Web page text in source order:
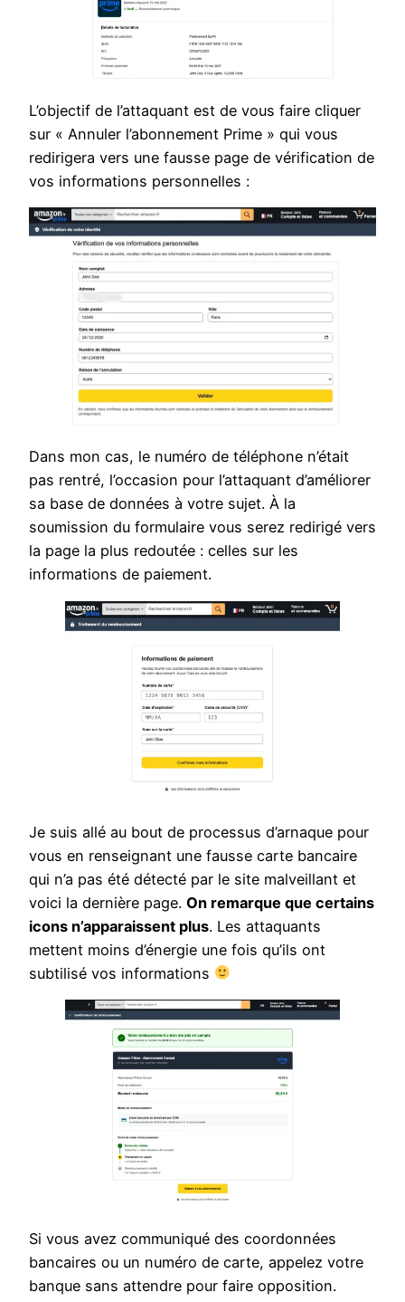
L’objectif de l’attaquant est de vous faire cliquer
sur « Annuler l’abonnement Prime » qui vous
redirigera vers une fausse page de vérification de
vos informations personnelles :
Dans mon cas, le numéro de téléphone n’était
pas rentré, l’occasion pour l’attaquant d’améliorer
sa base de données à votre sujet. À la
soumission du formulaire vous serez redirigé vers
la page la plus redoutée : celles sur les
informations de paiement.
Je suis allé au bout de processus d’arnaque pour
vous en renseignant une fausse carte bancaire
qui n’a pas été détecté par le site malveillant et
voici la dernière page. On remarque que certains
icons n’apparaissent plus. Les attaquants
mettent moins d’énergie une fois qu’ils ont
subtilisé vos informations
Si vous avez communiqué des coordonnées
bancaires ou un numéro de carte, appelez votre
banque sans attendre pour faire opposition.